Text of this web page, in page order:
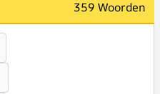
359 Woorden